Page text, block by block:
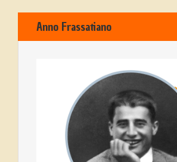
Anno Frassatiano